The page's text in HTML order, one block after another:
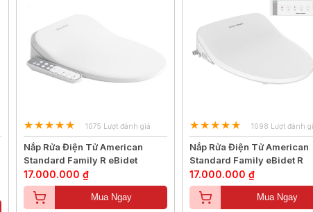
1075 Lượt đánh giá
Nắp Rửa Điện Tử American
Standard Family R eBidet
17.000.000 ₫
Mua Ngay
1098 Lượt đánh
Nắp Rửa Điện Tử American
Standard Family eBidet R
17.000.000 ₫
Mua Ngay